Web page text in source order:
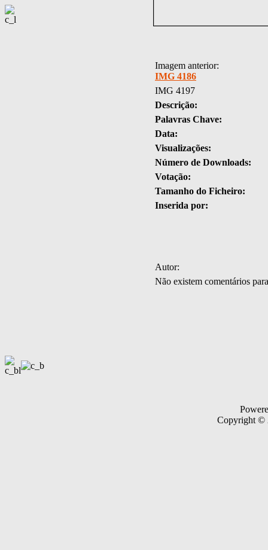
Imagem anterior:
IMG 4186
IMG 4197
Descrição:
Palavras Chave:
Data:
Visualizações:
Número de Downloads:
Votação:
Tamanho do Ficheiro:
Inserida por:
Autor:
Não existem comentários
Copyright ©